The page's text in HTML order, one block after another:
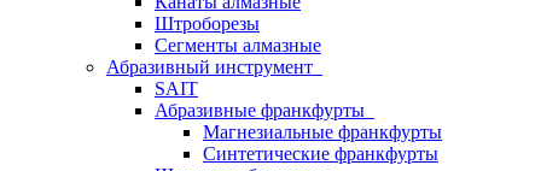
Штроборезы
Сегменты алмазные
Абразивный инструмент
SAIT
Абразивные франкфурты
Магнезиальные франкфурты
Синтетические франкфурты